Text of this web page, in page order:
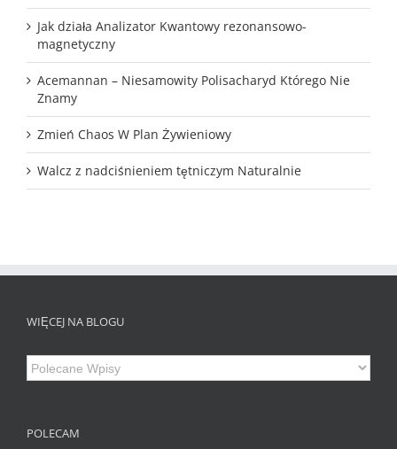
Jak działa Analizator Kwantowy rezonansowo-
magnetyczny
Acemannan – Niesamowity Polisacharyd Którego Nie
Znamy
Zmień Chaos W Plan Żywieniowy
Walcz z nadciśnieniem tętniczym Naturalnie
WIĘCEJ NA BLOGU
Więcej
na
POLECAM